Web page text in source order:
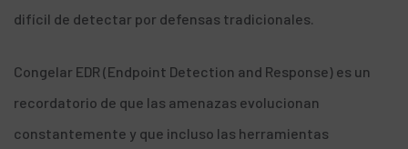
difícil de detectar por defensas tradicionales.
Congelar EDR (Endpoint Detection and Response) es un
recordatorio de que las amenazas evolucionan
constantemente y que incluso las herramientas